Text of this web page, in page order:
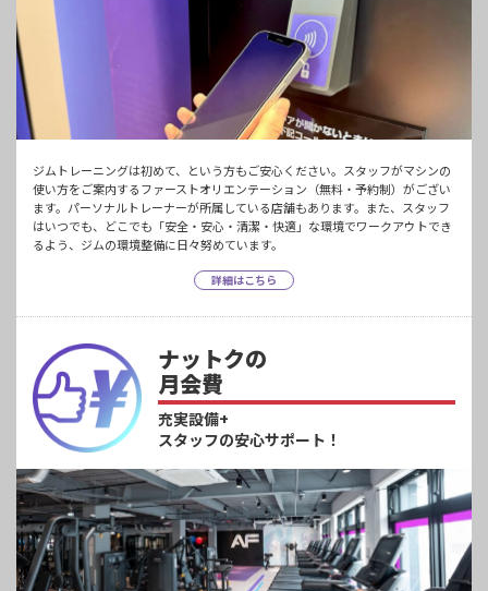
ジムトレーニングは初めて、という方もご安心ください。スタッフがマシンの
使い方をご案内するファーストオリエンテーション（無料・予約制）がござい
ます。パーソナルトレーナーが所属している店舗もあります。また、スタッフ
はいつでも、どこでも「安全・安心・清潔・快適」な環境でワークアウトでき
るよう、ジムの環境整備に日々努めています。
詳細はこちら
ナットクの
月会費
充実設備+
スタッフの安心サポート！